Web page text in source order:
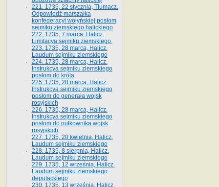
221. 1735, 22 stycznia, Tłumacz.
Odpowiedź marszałka
konfederacyi wołyńskiej posłom
sejmiku ziemskiego halickiego
222. 1735, 7 marca, Halicz.
Limitacya sejmiku ziemskiego.
223. 1735, 28 marca, Halicz.
Laudum sejmiku ziemskiego
224. 1735, 28 marca, Halicz.
Instrukcya sejmiku ziemskiego
posłom do króla
225. 1735, 28 marca, Halicz.
Instrukcya sejmiku ziemskiego
posłom do generała wojsk
rosyjskich
226. 1735, 28 marca, Halicz.
Instrukcya sejmiku ziemskiego
posłom do pułkownika wojsk
rosyjskich
227. 1735, 20 kwietnia, Halicz.
Laudum sejmiku ziemskiego
228. 1735, 8 sierpnia, Halicz.
Laudum sejmiku ziemskiego
229. 1735, 12 września, Halicz.
Laudum sejmiku ziemskiego
deputackiego
230. 1735, 13 września, Halicz.